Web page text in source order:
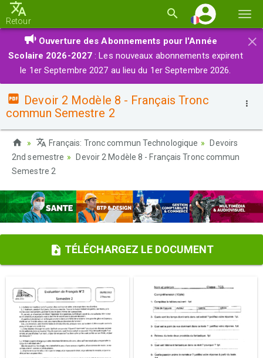
la
Retour
×
Ouverture des Abonnements pour l'Année
Scolaire 2026-2027 : Les nouveaux abonnements expirent
le 1er Septembre 2027 au lieu du 1er Septembre 2026.
Devoir 2 Modèle 8 - Français Tronc
commun Semestre 2
Français: Tronc commun Technologique
Devoirs
2nd semestre
Devoir 2 Modèle 8 - Français Tronc commun
Semestre 2
TÉLÉCHARGEZ LE DOCUMENT